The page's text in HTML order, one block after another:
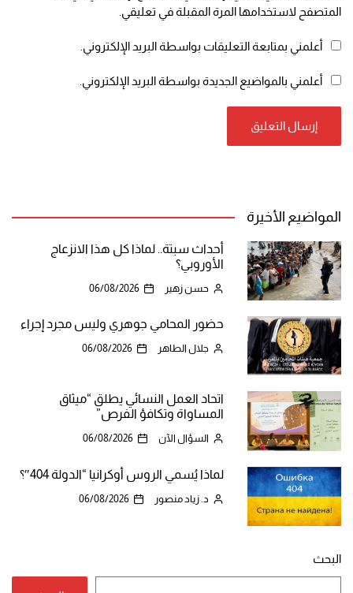
المتصفح لاستخدامها المرة المقبلة في تعليقي.
أعلمني بمتابعة التعليقات بواسطة البريد الإلكتروني.
أعلمني بالمواضيع الجديدة بواسطة البريد الإلكتروني.
المواضيع الأخيرة
أحداث سبتة.. لماذا كل هذا الانزعاج
الأوروبي؟
حسن زهير 06/08/2026
حضور المحامي جوهري وليس مجرد إجراء
جلال الطاهر 06/08/2026
اتحاد العمل النسائي يطلق “ميثاق
المساواة وتكافؤ الفرص”
السؤال الآن 06/08/2026
لماذا يُسمي الروس أوكرانيا “الدولة 404″؟
د. زياد منصور 06/08/2026
البحث